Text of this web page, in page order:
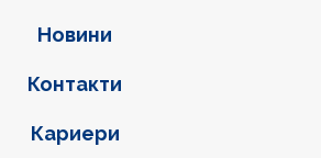
Новини
Контакти
Кариери